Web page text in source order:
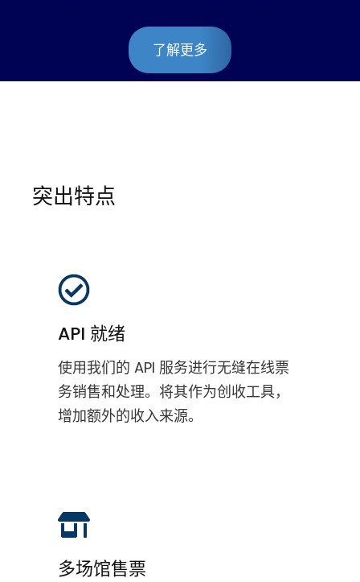
了解更多
突出特点
API 就绪
使用我们的 API 服务进行无缝在线票
务销售和处理。将其作为创收工具，
增加额外的收入来源。
多场馆售票